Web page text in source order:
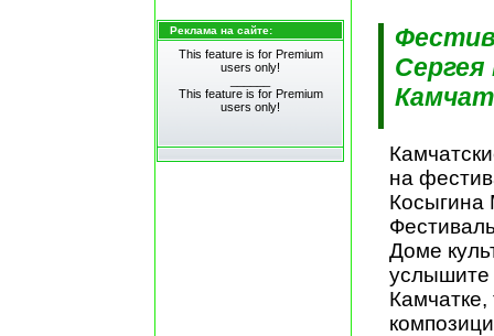
Реклама на сайте:
This feature is for Premium
users only!
This feature is for Premium
users only!
на
Косыгина
Доме
услышите